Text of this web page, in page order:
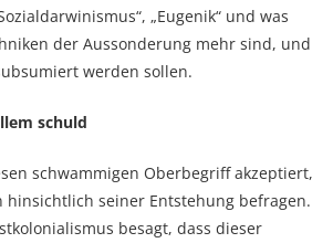
„Eugenik“ und was
der Aussonderung mehr sind, und
werden sollen.
schuld
schwammigen Oberbegriff akzeptiert,
hinsichtlich seiner Entstehung befragen.
besagt, dass dieser